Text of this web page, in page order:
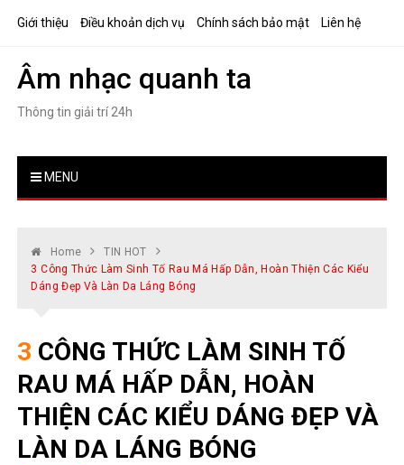
Giới thiệu Điều khoản dịch vụ Chính sách bảo mật Liên hệ
Âm nhạc quanh ta
Thông tin giải trí 24h
MENU
Home
TIN HOT
3 Công Thức Làm Sinh Tố Rau Má Hấp Dẫn, Hoàn Thiện Các Kiểu
Dáng Đẹp Và Làn Da Láng Bóng
3 CÔNG THỨC LÀM SINH TỐ
RAU MÁ HẤP DẪN, HOÀN
THIỆN CÁC KIỂU DÁNG ĐẸP VÀ
LÀN DA LÁNG BÓNG